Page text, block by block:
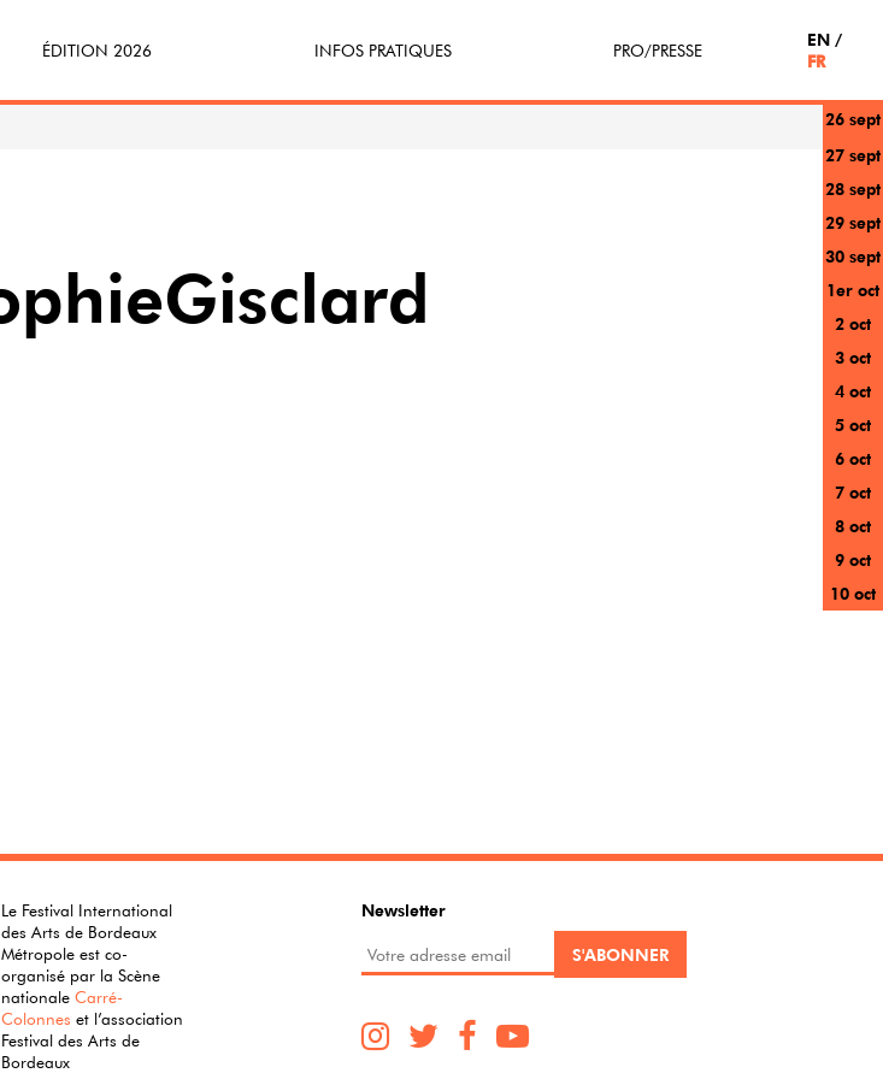
ÉDITION 2026 INFOS PRATIQUES
Venir au festival
PRO/PRESSE
EN
FR
26 sept
27 sept
28 sept
29 sept
30 sept
1er oct
2 oct
3 oct
4 oct
5 oct
6 oct
7 oct
8 oct
9 oct
10 oct
Le Festival International
des Arts de Bordeaux
Métropole est co-
organisé par la Scène
nationaleCarré-
Colonnes et l’association
Festival des Arts de
Bordeaux
Newsletter